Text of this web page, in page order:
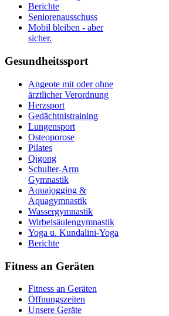
Berichte
Seniorenausschuss
Mobil bleiben - aber
sicher.
Gesundheitssport
Angeote mit oder ohne
ärztlicher Verordnung
Herzsport
Gedächtnistraining
Lungensport
Osteoporose
Pilates
Qigong
Schulter-Arm
Gymnastik
Aquajogging &
Aquagymnastik
Wassergymnastik
Wirbelsäulengymnastik
Yoga u. Kundalini-Yoga
Berichte
Fitness an Geräten
Fitness an Geräten
Öffnungszeiten
Unsere Geräte